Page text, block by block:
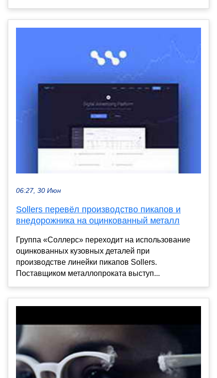
06:27, 30 Июн
Sollers перевёл производство пикапов и
внедорожника на оцинкованный металл
Группа «Соллерс» переходит на использование
оцинкованных кузовных деталей при
производстве линейки пикапов Sollers.
Поставщиком металлопроката выступ...